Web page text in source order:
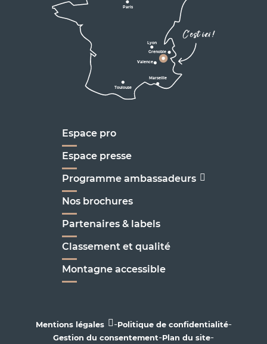
C'est ici !
Paris
Toulouse
Marseille
Lyon
Valence
Grenoble
D1075
Valence
Marseille
Espace pro
Espace presse
Programme ambassadeurs
Nos brochures
Partenaires & labels
Classement et qualité
Montagne accessible
Mentions légales -Politique de confidentialité-
Gestion du consentement-Plan du site-